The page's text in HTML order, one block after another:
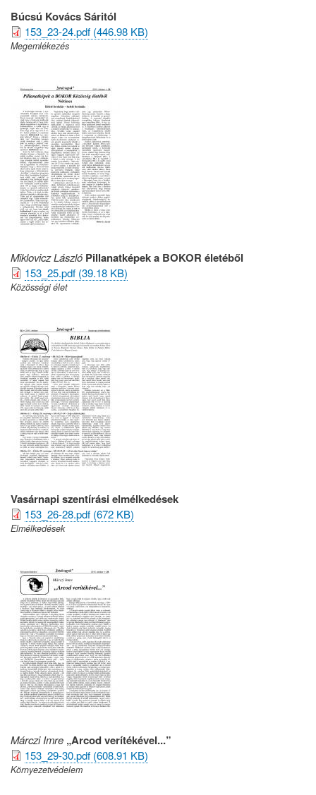
Búcsú Kovács Sáritól
153_23-24.pdf (446.98 KB)
Megemlékezés
Miklovicz László Pillanatképek a BOKOR életéből
153_25.pdf (39.18 KB)
Közösségi élet
Vasárnapi szentírási elmélkedések
153_26-28.pdf (672 KB)
Elmélkedések
Márczi Imre „Arcod verítékével...”
153_29-30.pdf (608.91 KB)
Környezetvédelem